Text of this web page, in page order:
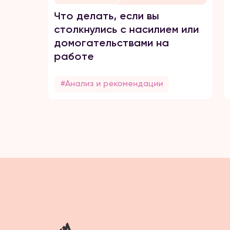
Что делать, если вы
столкнулись с насилием или
домогательствами на
работе
#Анализ и рекомендации